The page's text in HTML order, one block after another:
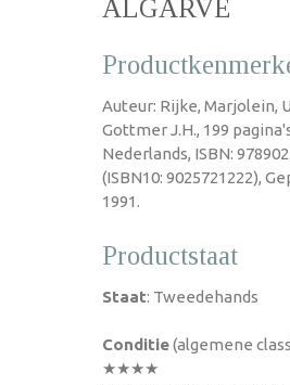
ALGARVE
Auteur: Rijke, Marjolein,
Gottmer J.H., 199
Nederlands, ISBN:
(ISBN10: 9025721222),
1991.
Productstaat
Staat: Tweedehands
Conditie(algemene
★★★★